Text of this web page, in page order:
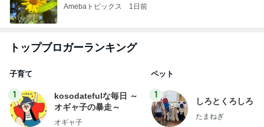
Amebaトピックス 1日前
トップブロガーランキング
子育て
1
kosodatefulな毎日 ～
オギャ子の暴走～
オギャ子
ペット
1
しろとくろしろ
たまねぎ